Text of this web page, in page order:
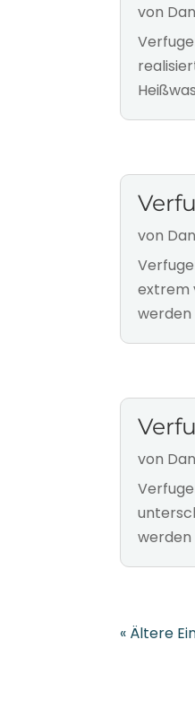
von
von
extrem
werden
von
werden
« Ältere